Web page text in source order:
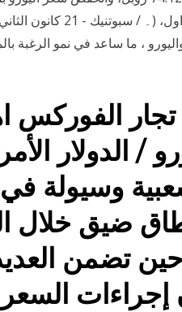
، ما ساعد في نمو الرغبة
الفوركس
/ الدولار
وسيولة
ضيق خلال
حين تضمن
إجراءات